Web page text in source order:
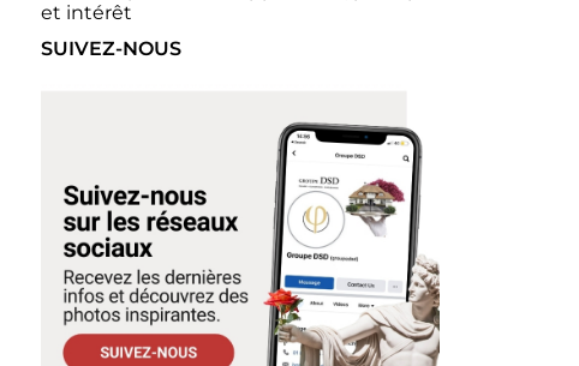
et intérêt
SUIVEZ-NOUS